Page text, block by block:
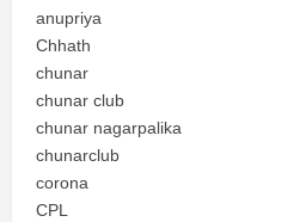
anupriya
Chhath
chunar
chunar club
chunar nagarpalika
chunarclub
corona
CPL